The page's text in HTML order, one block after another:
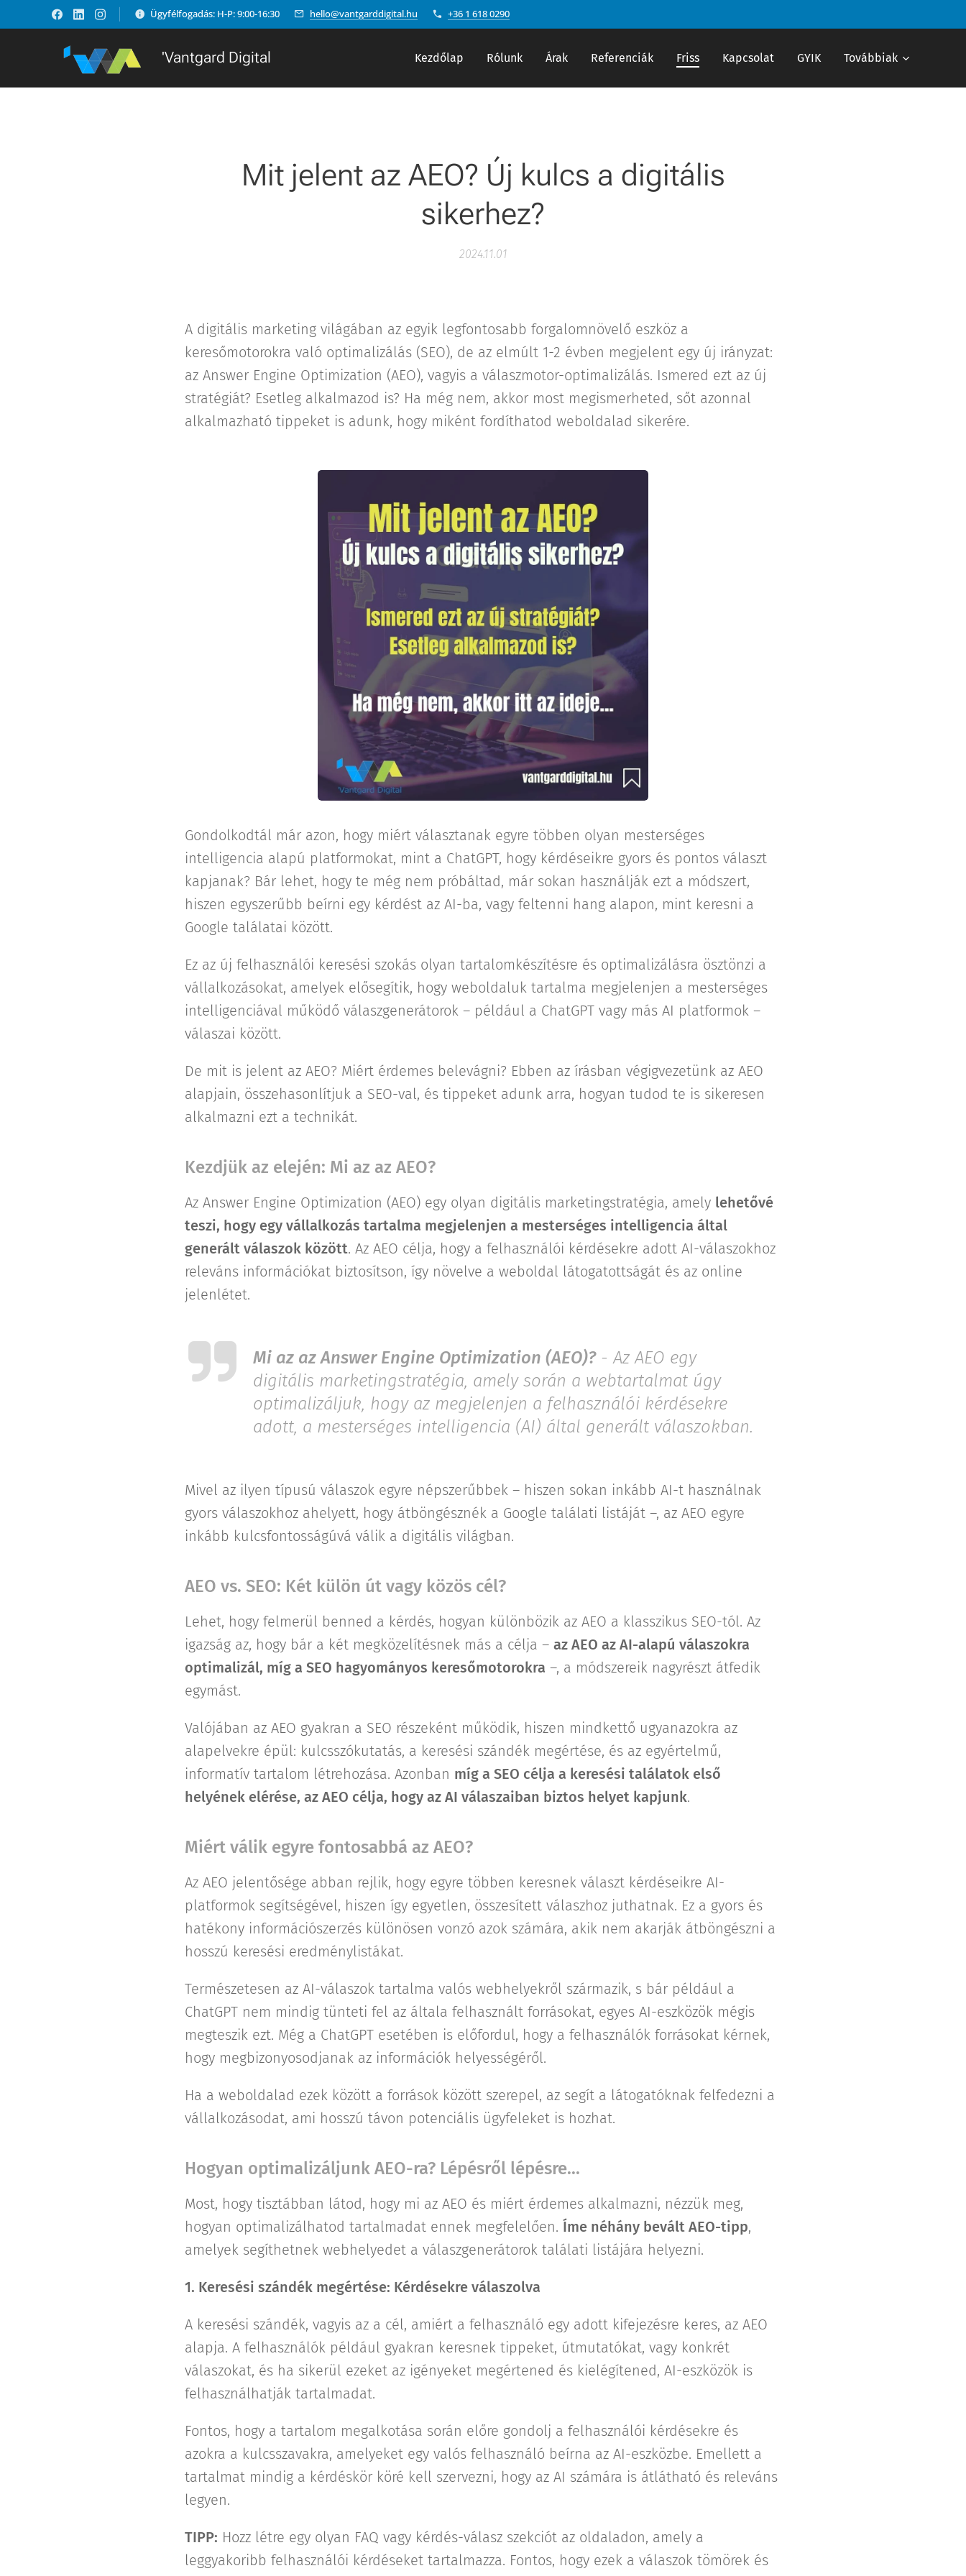
Ügyfélfogadás: H-P: 9:00-16:30 hello@vantgarddigital.hu +36 1 618 0290
'Vantgard Digital Kezdőlap Rólunk Árak Referenciák Friss Kapcsolat GYIK Továbbiak
Mit jelent az AEO? Új kulcs a digitális
sikerhez?
2024.11.01
A digitális marketing világában az egyik legfontosabb forgalomnövelő eszköz a
keresőmotorokra való optimalizálás (SEO), de az elmúlt 1-2 évben megjelent egy új irányzat:
az Answer Engine Optimization (AEO), vagyis a válaszmotor-optimalizálás. Ismered ezt az új
stratégiát? Esetleg alkalmazod is? Ha még nem, akkor most megismerheted, sőt azonnal
alkalmazható tippeket is adunk, hogy miként fordíthatod weboldalad sikerére.
Gondolkodtál már azon, hogy miért választanak egyre többen olyan mesterséges
intelligencia alapú platformokat, mint a ChatGPT, hogy kérdéseikre gyors és pontos választ
kapjanak? Bár lehet, hogy te még nem próbáltad, már sokan használják ezt a módszert,
hiszen egyszerűbb beírni egy kérdést az AI-ba, vagy feltenni hang alapon, mint keresni a
Google találatai között.
Ez az új felhasználói keresési szokás olyan tartalomkészítésre és optimalizálásra ösztönzi a
vállalkozásokat, amelyek elősegítik, hogy weboldaluk tartalma megjelenjen a mesterséges
intelligenciával működő válaszgenerátorok – például a ChatGPT vagy más AI platformok –
válaszai között.
De mit is jelent az AEO? Miért érdemes belevágni? Ebben az írásban végigvezetünk az AEO
alapjain, összehasonlítjuk a SEO-val, és tippeket adunk arra, hogyan tudod te is sikeresen
alkalmazni ezt a technikát.
Kezdjük az elején: Mi az az AEO?
Az Answer Engine Optimization (AEO) egy olyan digitális marketingstratégia, amely lehetővé
teszi, hogy egy vállalkozás tartalma megjelenjen a mesterséges intelligencia által
generált válaszok között. Az AEO célja, hogy a felhasználói kérdésekre adott AI-válaszokhoz
releváns információkat biztosítson, így növelve a weboldal látogatottságát és az online
jelenlétet.
Mi az az Answer Engine Optimization (AEO)?- Az AEO egy
digitális marketingstratégia, amely során a webtartalmat úgy
optimalizáljuk, hogy az megjelenjen a felhasználói kérdésekre
adott, a mesterséges intelligencia (AI) által generált válaszokban.
Mivel az ilyen típusú válaszok egyre népszerűbbek – hiszen sokan inkább AI-t használnak
gyors válaszokhoz ahelyett, hogy átböngésznék a Google találati listáját –, az AEO egyre
inkább kulcsfontosságúvá válik a digitális világban.
AEO vs. SEO: Két külön út vagy közös cél?
Lehet, hogy felmerül benned a kérdés, hogyan különbözik az AEO a klasszikus SEO-tól. Az
igazság az, hogy bár a két megközelítésnek más a célja – az AEO az AI-alapú válaszokra
optimalizál, míg a SEO hagyományos keresőmotorokra –, a módszereik nagyrészt átfedik
egymást.
Valójában az AEO gyakran a SEO részeként működik, hiszen mindkettő ugyanazokra az
alapelvekre épül: kulcsszókutatás, a keresési szándék megértése, és az egyértelmű,
informatív tartalom létrehozása. Azonban míg a SEO célja a keresési találatok első
helyének elérése, az AEO célja, hogy az AI válaszaiban biztos helyet kapjunk.
Miért válik egyre fontosabbá az AEO?
Az AEO jelentősége abban rejlik, hogy egyre többen keresnek választ kérdéseikre AI-
platformok segítségével, hiszen így egyetlen, összesített válaszhoz juthatnak. Ez a gyors és
hatékony információszerzés különösen vonzó azok számára, akik nem akarják átböngészni a
hosszú keresési eredménylistákat.
Természetesen az AI-válaszok tartalma valós webhelyekről származik, s bár például a
ChatGPT nem mindig tünteti fel az általa felhasznált forrásokat, egyes AI-eszközök mégis
megteszik ezt. Még a ChatGPT esetében is előfordul, hogy a felhasználók forrásokat kérnek,
hogy megbizonyosodjanak az információk helyességéről.
Ha a weboldalad ezek között a források között szerepel, az segít a látogatóknak felfedezni a
vállalkozásodat, ami hosszú távon potenciális ügyfeleket is hozhat.
Hogyan optimalizáljunk AEO-ra? Lépésről lépésre...
Most, hogy tisztábban látod, hogy mi az AEO és miért érdemes alkalmazni, nézzük meg,
hogyan optimalizálhatod tartalmadat ennek megfelelően. Íme néhány bevált AEO-tipp,
amelyek segíthetnek webhelyedet a válaszgenerátorok találati listájára helyezni.
1. Keresési szándék megértése: Kérdésekre válaszolva
A keresési szándék, vagyis az a cél, amiért a felhasználó egy adott kifejezésre keres, az AEO
alapja. A felhasználók például gyakran keresnek tippeket, útmutatókat, vagy konkrét
válaszokat, és ha sikerül ezeket az igényeket megértened és kielégítened, AI-eszközök is
felhasználhatják tartalmadat.
Fontos, hogy a tartalom megalkotása során előre gondolj a felhasználói kérdésekre és
azokra a kulcsszavakra, amelyeket egy valós felhasználó beírna az AI-eszközbe. Emellett a
tartalmat mindig a kérdéskör köré kell szervezni, hogy az AI számára is átlátható és releváns
legyen.
TIPP: Hozz létre egy olyan FAQ vagy kérdés-válasz szekciót az oldaladon, amely a
leggyakoribb felhasználói kérdéseket tartalmazza. Fontos, hogy ezek a válaszok tömörek és